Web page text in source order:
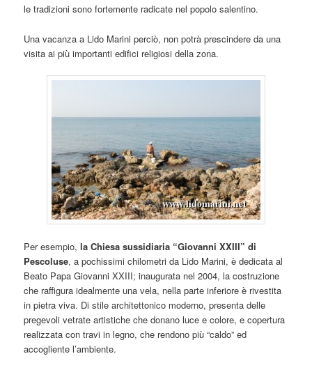
le tradizioni sono fortemente radicate nel popolo salentino.
Una vacanza a Lido Marini perciò, non potrà prescindere da una
visita ai più importanti edifici religiosi della zona.
Per esempio,la Chiesa sussidiaria “Giovanni XXIII” di
Pescoluse, a pochissimi chilometri da Lido Marini, è dedicata al
Beato Papa Giovanni XXIII; inaugurata nel 2004, la costruzione
che raffigura idealmente una vela, nella parte inferiore è rivestita
in pietra viva. Di stile architettonico moderno, presenta delle
pregevoli vetrate artistiche che donano luce e colore, e copertura
realizzata con travi in legno, che rendono più “caldo” ed
accogliente l’ambiente.